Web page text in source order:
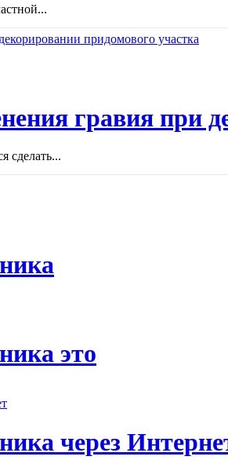
гравия при
сделать...
это
через